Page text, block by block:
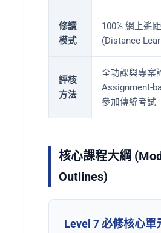
修讀
模式
100% 網上遙
(Distance
評核
方法
全功課與專案
Assignment-
參加傳統考試
核心課程大綱
Outlines)
Level 7 必修核心單